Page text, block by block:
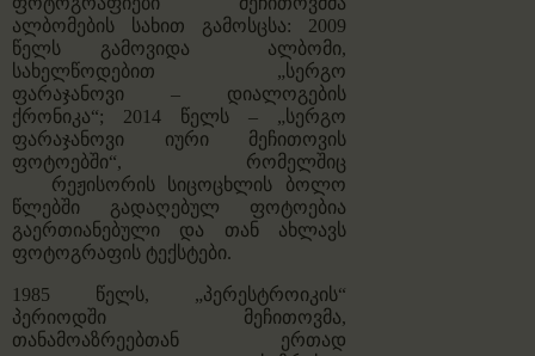
ალბომების სახით გამოსცსა: 2009
წელს გამოვიდა ალბომი,
სახელწოდებით „სერგო
ფარაჯანოვი – დიალოგების
ქრონიკა“; 2014 წელს – „სერგო
ფარაჯანოვი იური მეჩითოვის
ფოტოებში“, რომელშიც
რეჟისორის სიცოცხლის ბოლო
წლებში გადაღებულ ფოტოებია
გაერთიანებული და თან ახლავს
ფოტოგრაფის ტექსტები.
1985 წელს, „პერესტროიკის“
პერიოდში მეჩითოვმა,
თანამოაზრეებთან ერთად